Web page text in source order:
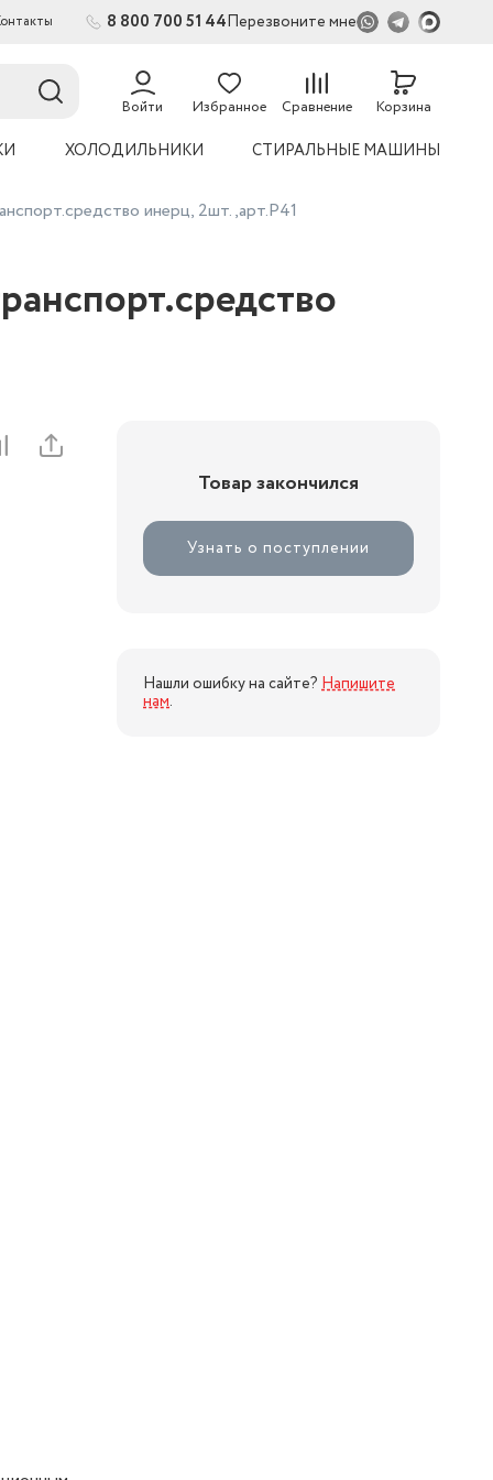
8 800 700 51 44Перезвоните мне
Войти Избранное Сравнение
54
Корзина
ХОЛОДИЛЬНИКИ СТИРАЛЬНЫЕ МАШИНЫ
инерц, 2шт.,арт.Р41
Товар закончился
Узнать о поступлении
Нашли ошибку на сайте? Напишите
нам.